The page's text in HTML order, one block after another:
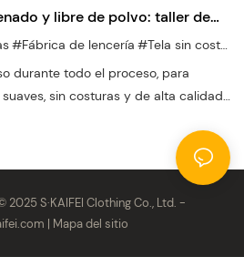
y libre de polvo: taller de
S·KAIFEI
#Fábrica de lencería #Tela sin costuras
durante todo el proceso, para
sin costuras y de alta calidad.
de lotes pequeños, servicios
privada OEM y ODM para mayoristas
S·KAIFEI Clothing Co., Ltd. -
| Mapa del sitio